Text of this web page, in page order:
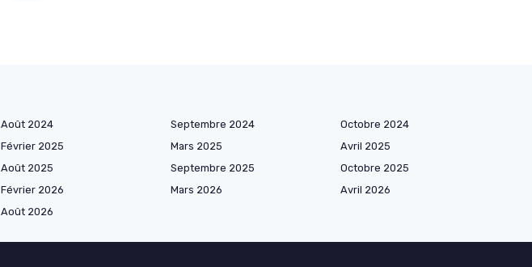
Août 2024 Septembre 2024
Octobre 2024
Février 2025 Mars 2025
Avril 2025
Août 2025 Septembre 2025
Octobre 2025
Février 2026 Mars 2026
Avril 2026
Août 2026